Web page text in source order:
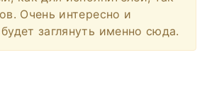
Очень интересно и
заглянуть именно сюда.